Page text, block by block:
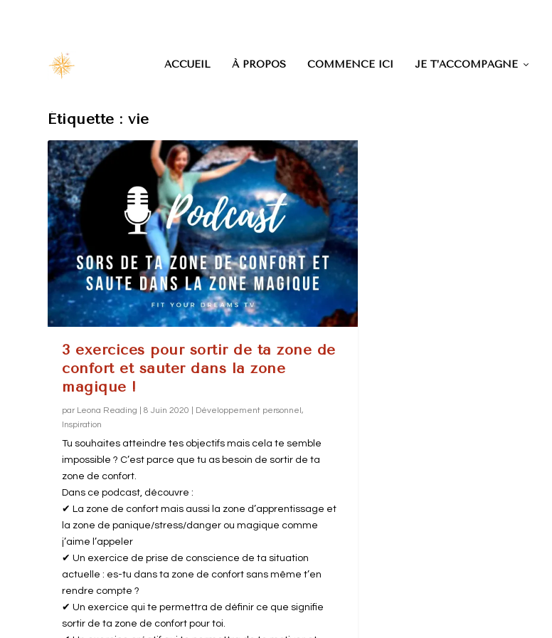
ACCUEIL À PROPOS COMMENCE ICI JE T’ACCOMPAGNE
Étiquette :vie
3 exercices pour sortir de ta zone de
confort et sauter dans la zone
magique !
par Leona Reading |8 Juin 2020 Développement personnel,
Inspiration
Tu souhaites atteindre tes objectifs mais cela te semble
impossible ? C’est parce que tu as besoin de sortir de ta
zone de confort.
Dans ce podcast, découvre :
✔ La zone de confort mais aussi la zone d’apprentissage et
la zone de panique/stress/danger ou magique comme
j’aime l’appeler
✔ Un exercice de prise de conscience de ta situation
actuelle : es-tu dans ta zone de confort sans même t’en
rendre compte ?
✔ Un exercice qui te permettra de définir ce que signifie
sortir de ta zone de confort pour toi.